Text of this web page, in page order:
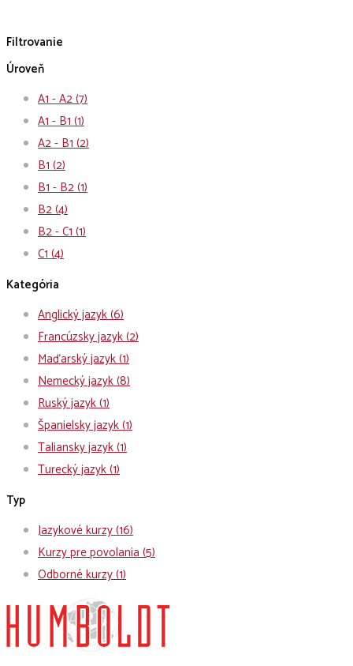
Filtrovanie
Úroveň
A1 - A2(7)
A1 - B1(1)
A2 - B1(2)
B1(2)
B1 - B2(1)
B2(4)
B2 - C1(1)
C1(4)
Kategória
Anglický jazyk(6)
Francúzsky jazyk(2)
Maďarský jazyk(1)
Nemecký jazyk(8)
Ruský jazyk(1)
Španielsky jazyk(1)
Taliansky jazyk(1)
Turecký jazyk(1)
Typ
Jazykové kurzy(16)
Kurzy pre povolania(5)
Odborné kurzy(1)